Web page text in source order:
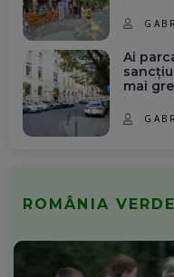
Ai
mai
ROMÂNIA VERDE